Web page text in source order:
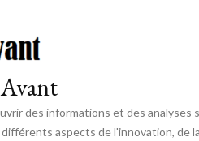
des informations et des analyses
aspects de l'innovation, de